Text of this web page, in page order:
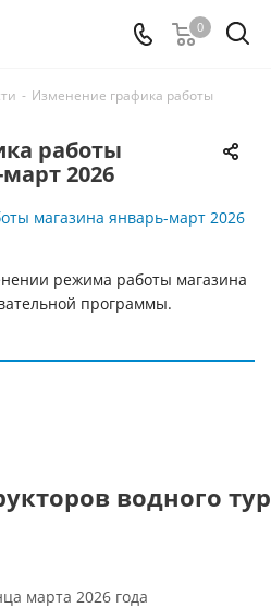
0
- Изменение графика работы
работы
2026
режима работы магазина
программы.
водного
марта 2026 года